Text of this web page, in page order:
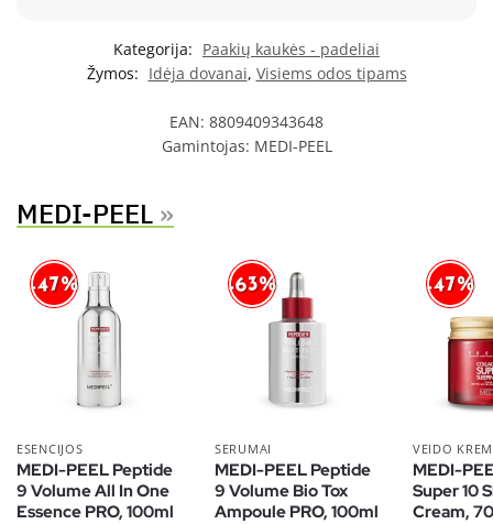
Kategorija: Paakių kaukės - padeliai
Žymos: Idėja dovanai, Visiems odos tipams
EAN: 8809409343648
Gamintojas: MEDI-PEEL
MEDI-PEEL »
-47%
ESENCIJOS
MEDI-PEEL Peptide
9 Volume All In One
Essence PRO, 100ml
-63%
SERUMAI
MEDI-PEEL Peptide
9 Volume Bio Tox
Ampoule PRO, 100ml
-47%
VEIDO
MEDI-
Super 10
Cream,